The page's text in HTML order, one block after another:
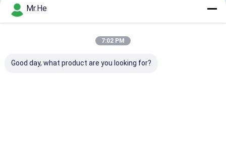
Mr.He
7:02 PM
Good day, what product are you looking for?